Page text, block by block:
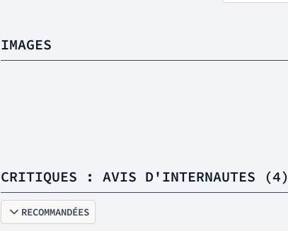
IMAGES
CRITIQUES : AVIS D'INTERNAUTES (4)
RECOMMANDÉES